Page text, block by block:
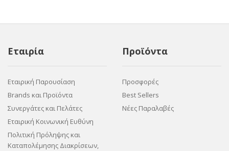
Εταιρία
Εταιρική Παρουσίαση
Brands και Προϊόντα
Συνεργάτες και Πελάτες
Εταιρική Κοινωνική Ευθύνη
Πολιτική Πρόληψης και
Καταπολέμησης Διακρίσεων,
Προϊόντα
Προσφορές
Best Sellers
Νέες Παραλαβές